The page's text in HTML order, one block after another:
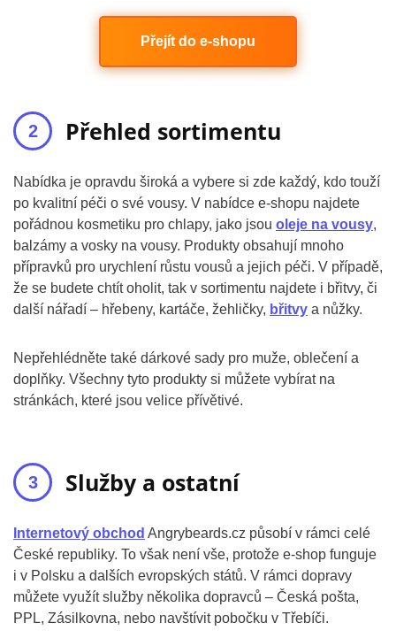
Přejít do e-shopu
Přehled sortimentu
Nabídka je opravdu široká a vybere si zde každý, kdo touží
po kvalitní péči o své vousy. V nabídce e-shopu najdete
pořádnou kosmetiku pro chlapy, jako jsou oleje na vousy,
balzámy a vosky na vousy. Produkty obsahují mnoho
přípravků pro urychlení růstu vousů a jejich péči. V případě,
že se budete chtít oholit, tak v sortimentu najdete i břitvy, či
další nářadí – hřebeny, kartáče, žehličky, břitvy a nůžky.
Nepřehlédněte také dárkové sady pro muže, oblečení a
doplňky. Všechny tyto produkty si můžete vybírat na
stránkách, které jsou velice přívětivé.
Služby a ostatní
Internetový obchod Angrybeards.cz působí v rámci celé
České republiky. To však není vše, protože e-shop funguje
i v Polsku a dalších evropských států. V rámci dopravy
můžete využít služby několika dopravců – Česká pošta,
PPL, Zásilkovna, nebo navštívit pobočku v Třebíči.